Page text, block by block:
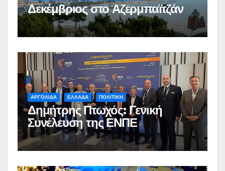
Δεκέμβριος στο Αζερμπαϊτζάν
ΑΡΓΟΛΙΔΑ ΕΛΛΑΔΑ ΠΟΛΙΤΙΚΗ
Δημήτρης Πτωχός: Γενική
Συνέλευση της ΕΝΠΕ